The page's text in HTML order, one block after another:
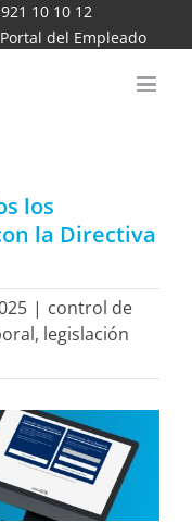
10 10 12
del Empleado
los
la Directiva
| control de
, legislación